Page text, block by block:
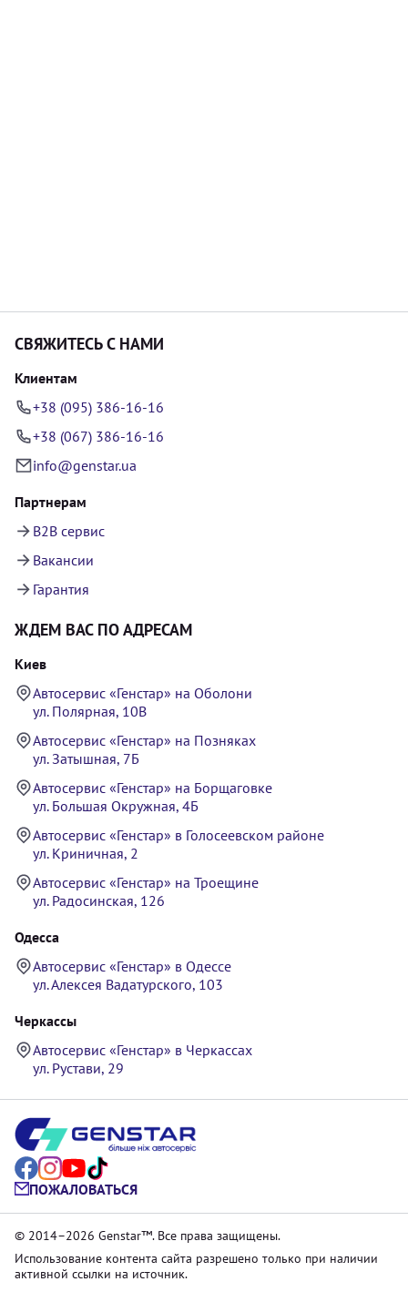
СВЯЖИТЕСЬ С НАМИ
Клиентам
+38 (095) 386-16-16
+38 (067) 386-16-16
info@genstar.ua
Партнерам
B2B сервис
Вакансии
Гарантия
ЖДЕМ ВАС ПО АДРЕСАМ
Киев
Автосервис «Генстар» на Оболони
ул. Полярная, 10В
Автосервис «Генстар» на Позняках
ул. Затышная, 7Б
Автосервис «Генстар» на Борщаговке
ул. Большая Окружная, 4Б
Автосервис «Генстар» в Голосеевском районе
ул. Криничная, 2
Автосервис «Генстар» на Троещине
ул. Радосинская, 126
Одесса
Автосервис «Генстар» в Одессе
ул. Алексея Вадатурского, 103
Черкассы
Автосервис «Генстар» в Черкассах
ул. Рустави, 29
ПОЖАЛОВАТЬСЯ
© 2014–2026 Genstar™. Все права защищены.
Использование контента сайта разрешено только при наличии
активной ссылки на источник.